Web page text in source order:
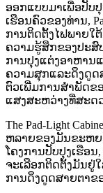
ອອກແບບມາເພື່ອປັບ
ເຮືອນຄົວຂອງທ່ານ,
ການຕິດຕັ້ງໄຟພາຍໃ
ຄວາມຮູ້ສຶກຂອງປະສົ
ການປຸງແຕ່ງອາຫານ
ຄວາມສຸກແລະດຶງດູດ
ຕົວເພີ່ມການສໍາພັດຂ
ແສງສະຫວ່າງທີ່ສະດ
The Pad-Light
ຫລາຍຂອງມັນຂະຫຍ
ໂຄງການປັບປຸງເຮືອ
ຈະເລືອກຕິດຕັ້ງມັນຢູ່
ການດຶງດູດສາຍຕາຂ